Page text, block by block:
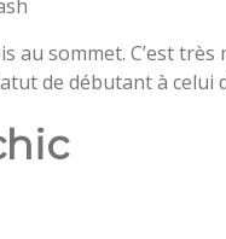
au sommet. C’est
de débutant à celui